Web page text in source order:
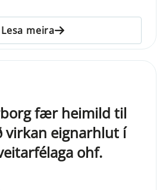
Lesa meira
fær heimild til
virkan eignarhlut í
ohf.